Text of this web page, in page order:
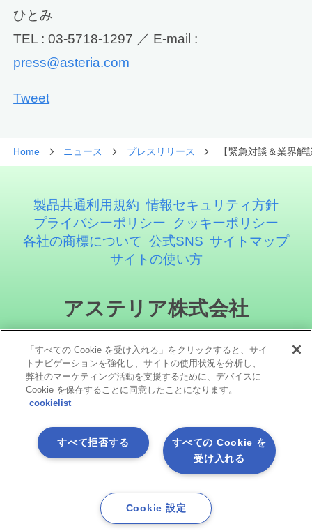
ひとみ
TEL : 03-5718-1297 ／ E-mail :
press@asteria.com
Tweet
Home ニュース プレスリリース 【緊急対談＆業界
製品共通利用規約 情報セキュリティ方針
プライバシーポリシー
クッキーポリシー
各社の商標について 公式SNS サイトマップ
サイトの使い方
アステリア株式会社
ソーシャルメディア
Copyright©1998 -2026 Asteria Corporation. All Rights Reserved.
「すべての Cookie を受け入れる」をクリックすると、サイ
トナビゲーションを強化し、サイトの使用状況を分析し、
弊社のマーケティング活動を支援するために、デバイスに
Cookie を保存することに同意したことになります。
cookielist
すべての Cookie を
受け入れる
すべて拒否する
Cookie 設定